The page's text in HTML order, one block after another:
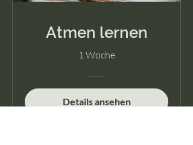
Atmen lernen
1 Woche
Details ansehen